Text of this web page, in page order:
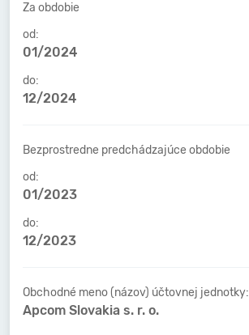
Za obdobie
od:
01/2024
do:
12/2024
Bezprostredne predchádzajúce obdobie
od:
01/2023
do:
12/2023
Obchodné meno (názov) účtovnej jednotky:
Apcom Slovakia s. r. o.